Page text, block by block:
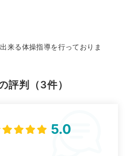
来る体操指導を行っておりま
評判（3件）
5.0